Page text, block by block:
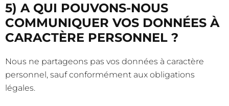
5) A QUI POUVONS-NOUS
COMMUNIQUER VOS DONNÉES À
CARACTÈRE PERSONNEL ?
Nous ne partageons pas vos données à caractère
personnel, sauf conformément aux obligations
légales.